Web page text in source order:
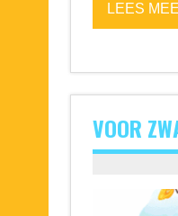
LEES
VOOR